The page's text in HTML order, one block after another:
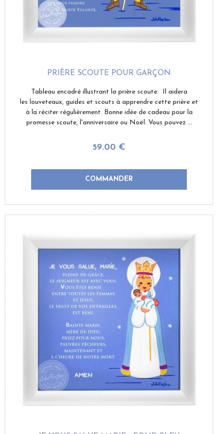
PRIÈRE SCOUTE POUR GARÇON
59.00 €
Tableau encadré illustrant la prière scoute. Il aidera
les louveteaux, guides et scouts à apprendre cette prière et
à la réciter régulièrement. Bonne idée de cadeau pour la
promesse scoute, l'anniversaire ou Noël. Vous pouvez ...